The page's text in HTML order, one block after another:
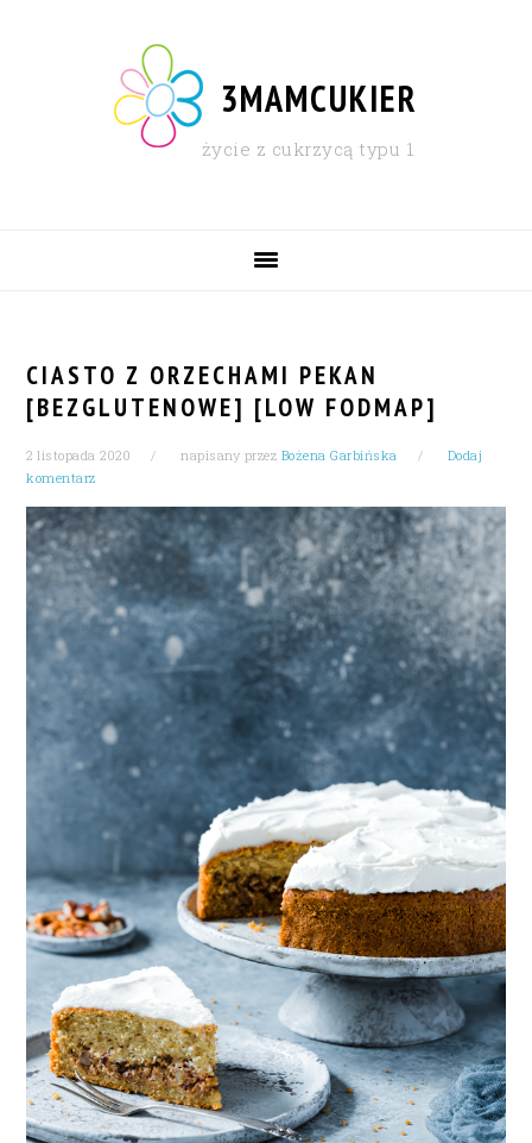
3MAMCUKIER
życie z cukrzycą typu 1
CIASTO Z ORZECHAMI PEKAN
[BEZGLUTENOWE] [LOW FODMAP]
2 listopada 2020 napisany przez Bożena Garbińska
Dodaj
komentarz